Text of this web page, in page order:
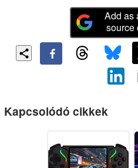
Add as
source
Kapcsolódó cikkek